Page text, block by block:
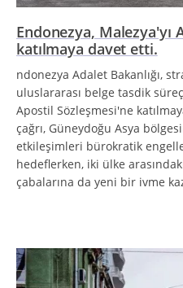
Endonezya, Malezya'yı
katılmaya davet etti.
ndonezya Adalet Bakanlığı,
uluslararası belge tasdik
Apostil Sözleşmesi'ne
çağrı, Güneydoğu Asya
etkileşimleri bürokratik
hedeflerken, iki ülke
çabalarına da yeni bir ivme